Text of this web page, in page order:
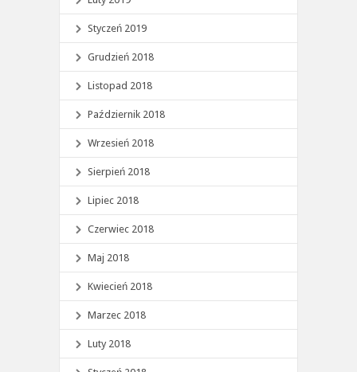
Styczeń 2019
Grudzień 2018
Listopad 2018
Październik 2018
Wrzesień 2018
Sierpień 2018
Lipiec 2018
Czerwiec 2018
Maj 2018
Kwiecień 2018
Marzec 2018
Luty 2018